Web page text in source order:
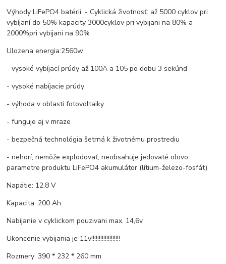
Výhody LiFePO4 batérií: - Cyklická životnosť: až 5000 cyklov pri
vybíjaní do 50% kapacity 3000cyklov pri vybijani na 80% a
2000%pri vybijani na 90%
Ulozena energia:2560w
- vysoké vybíjací prúdy až 100A a 105 po dobu 3 sekúnd
- vysoké nabíjacie prúdy
- výhoda v oblasti fotovoltaiky
- funguje aj v mraze
- bezpečná technológia šetrná k životnému prostrediu
- nehorí, nemôže explodovať, neobsahuje jedovaté olovo
parametre produktu LiFePO4 akumulátor (lítium-železo-fosfát)
Napätie: 12,8 V
Kapacita: 200 Ah
Nabijanie v cyklickom pouzivani max. 14,6v
Ukoncenie vybijania je 11v!!!!!!!!!!!!!!!!!!!
Rozmery: 390 * 232 * 260 mm